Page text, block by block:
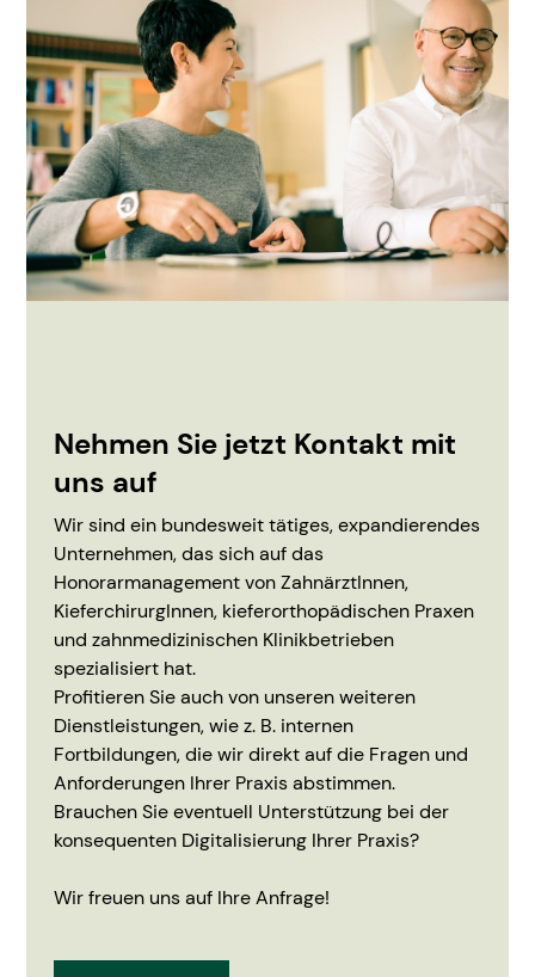
Nehmen Sie jetzt Kontakt mit
uns auf
Wir sind ein bundesweit tätiges, expandierendes
Unternehmen, das sich auf das
Honorarmanagement von ZahnärztInnen,
KieferchirurgInnen, kieferorthopädischen Praxen
und zahnmedizinischen Klinikbetrieben
spezialisiert hat.
Profitieren Sie auch von unseren weiteren
Dienstleistungen, wie z. B. internen
Fortbildungen, die wir direkt auf die Fragen und
Anforderungen Ihrer Praxis abstimmen.
Brauchen Sie eventuell Unterstützung bei der
konsequenten Digitalisierung Ihrer Praxis?
Wir freuen uns auf Ihre Anfrage!